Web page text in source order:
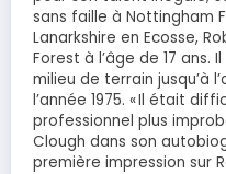
sans faille à Nottingham
Lanarkshire en Ecosse,
Forest à l’âge de 17
milieu de terrain jusqu’à
l’année 1975. « Il était
professionnel plus
Clough dans son
première impression sur